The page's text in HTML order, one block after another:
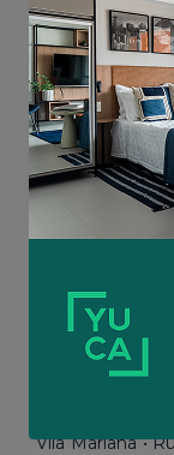
Aluguel R$
Total R$ 2.843
Similar a sua busca
Em breve
Vila Mariana •